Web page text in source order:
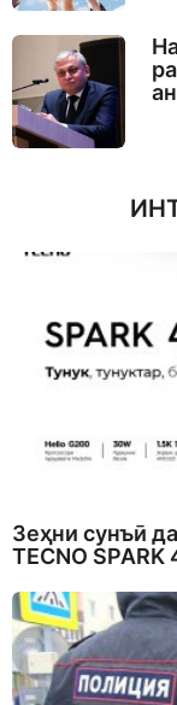
Зеҳни сунъӣ
TECNO